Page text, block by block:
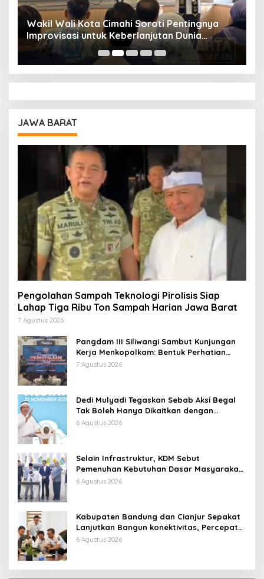
Wakil Wali Kota Cimahi Soroti Pentingnya
Improvisasi untuk Keberlanjutan Dunia
Pendidikan
JAWA BARAT
Pengolahan Sampah Teknologi Pirolisis Siap
Lahap Tiga Ribu Ton Sampah Harian Jawa Barat
7 Agustus 2026
Pangdam III Siliwangi Sambut Kunjungan
Kerja Menkopolkam: Bentuk Perhatian
Pemerintah
7 Agustus 2026
Dedi Mulyadi Tegaskan Sebab Aksi Begal
Tak Boleh Hanya Dikaitkan dengan
Ekonomi
6 Agustus 2026
Selain Infrastruktur, KDM Sebut
Pemenuhan Kebutuhan Dasar Masyarakat
Jadi Fokus APBD Jabar 2027
6 Agustus 2026
Kabupaten Bandung dan Cianjur Sepakat
Lanjutkan Bangun konektivitas, Percepat
Pertumbuhan Ekonomi Daerah
6 Agustus 2026